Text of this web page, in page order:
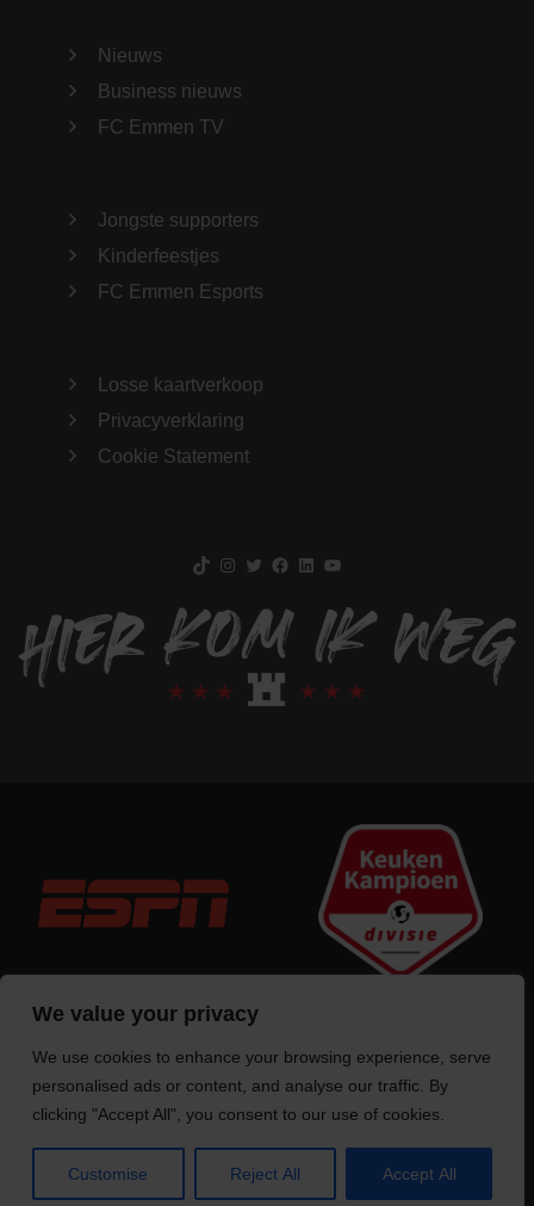
We value your privacy
We use cookies to enhance your browsing experience, serve
personalised ads or content, and analyse our traffic. By
clicking "Accept All", you consent to our use of cookies.
Customise Reject All Accept All
Nieuws
Business nieuws
FC Emmen TV
Jongste supporters
Kinderfeestjes
FC Emmen Esports
Losse kaartverkoop
Privacyverklaring
Cookie Statement
Trotse bouwervan deze website